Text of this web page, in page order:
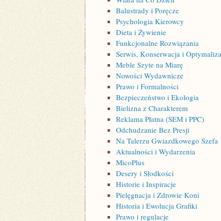
Balustrady i Poręcze
Psychologia Kierowcy
Dieta i Żywienie
Funkcjonalne Rozwiązania
Serwis, Konserwacja i
Meble Szyte na Miarę
Nowości Wydawnicze
Prawo i Formalności
Bezpieczeństwo i Ekologia
Bielizna z Charakterem
Reklama Płatna (SEM i PPC)
Odchudzanie Bez Presji
Na Talerzu Gwiazdkowego Szefa
Aktualności i Wydarzenia
MicoPlus
Desery i Słodkości
Historie i Inspiracje
Pielęgnacja i Zdrowie Koni
Historia i Ewolucja Grafiki
Prawo i regulacje